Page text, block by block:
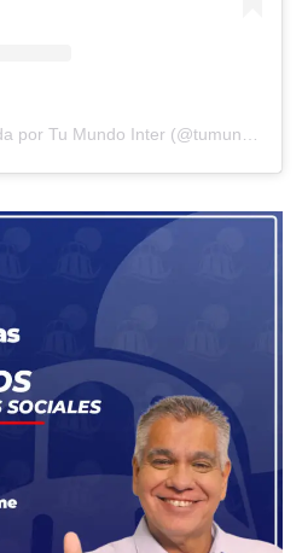
Tu Mundo Inter (@tumundointer)